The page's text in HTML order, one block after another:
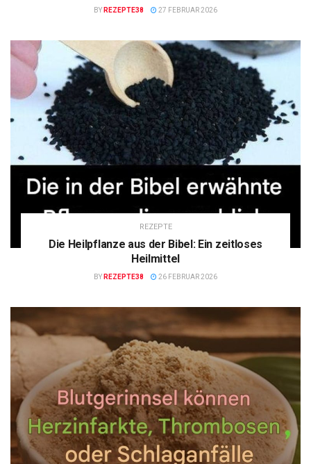
BY REZEPTE38 27 FEBRUAR 2026
REZEPTE
Die Heilpflanze aus der Bibel: Ein zeitloses
Heilmittel
BY REZEPTE38 26 FEBRUAR 2026